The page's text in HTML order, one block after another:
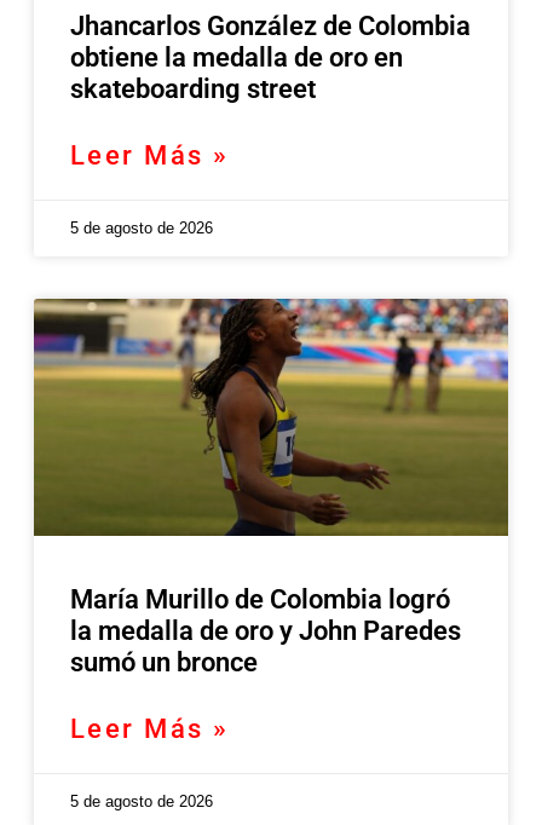
Jhancarlos González de Colombia
obtiene la medalla de oro en
skateboarding street
Leer Más »
5 de agosto de 2026
María Murillo de Colombia logró
la medalla de oro y John Paredes
sumó un bronce
Leer Más »
5 de agosto de 2026